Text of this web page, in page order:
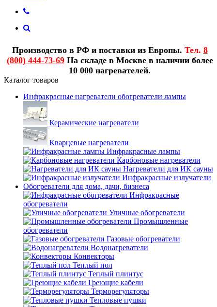
Производство в РФ и поставки из Европы. Тел. 8
(800) 444-73-69На складе в Москве в наличии более
10 000 нагревателей.
Каталог товаров
Инфракрасные нагреватели обогреватели лампы
Керамические нагреватели
Кварцевые нагреватели
Инфракрасные лампы
Карбоновые нагреватели
Нагреватели для ИК сауны
Инфракрасные излучатели
Обогреватели для дома, дачи, бизнеса
Инфракрасные
обогреватели
Уличные обогреватели
Промышленные
обогреватели
Газовые обогреватели
Водонагреватели
Конвекторы
Теплый пол
Теплый плинтус
Греющие кабели
Терморегуляторы
Тепловые пушки